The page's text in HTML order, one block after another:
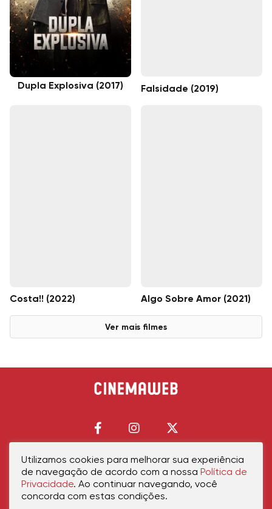
Dupla Explosiva (2017) Falsidade (2019)
Costa!! (2022) Algo Sobre Amor (2021)
Ver mais filmes
Início Política de PrivacidadePolítica de CookiesContatoSobre Nós
Utilizamos cookies para melhorar sua experiência
de navegação de acordo com a nossa Política de
Privacidade. Ao continuar navegando, você
concorda com estas condições.